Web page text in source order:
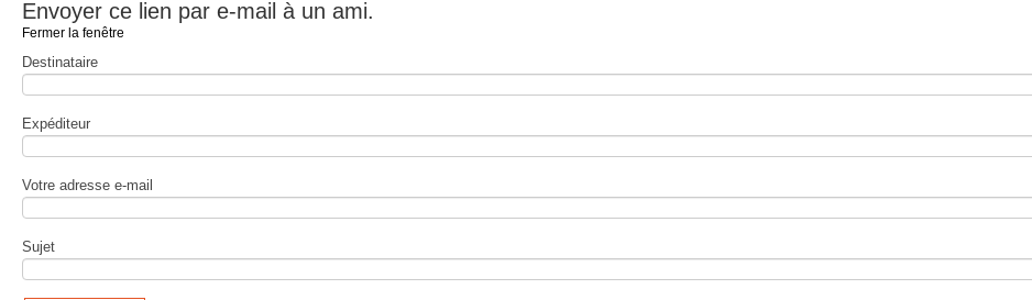
Envoyer ce lien par e-mail à un ami.
Fermer la fenêtre
Destinataire
Expéditeur
Votre adresse e-mail
Sujet